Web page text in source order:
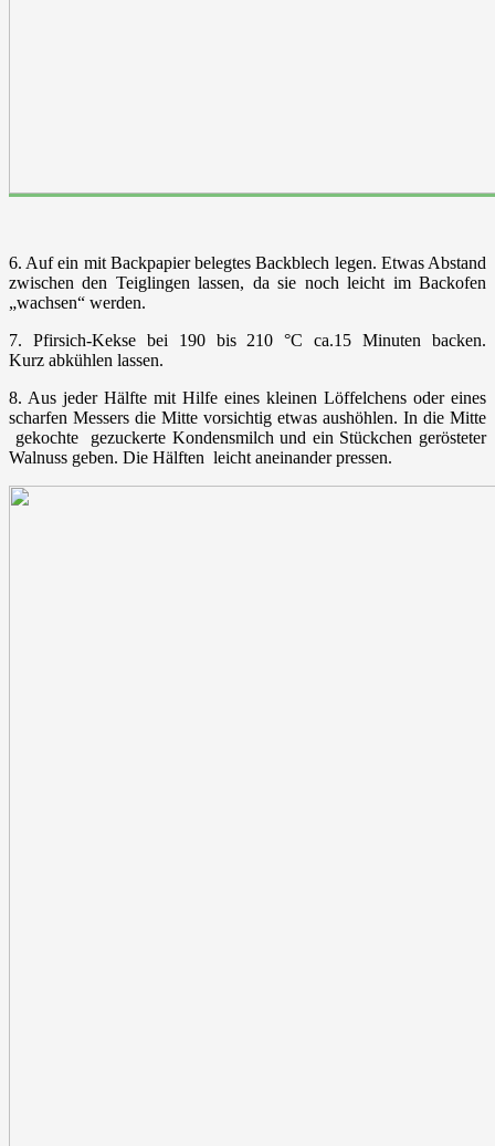
6. Auf ein mit Backpapier belegtes Backblech legen. Etwas Abstand
zwischen den Teiglingen lassen, da sie noch leicht im Backofen
„wachsen“ werden.
7. Pfirsich-Kekse bei 190 bis 210 °C ca.15 Minuten backen.
Kurz abkühlen lassen.
8. Aus jeder Hälfte mit Hilfe eines kleinen Löffelchens oder eines
scharfen Messers die Mitte vorsichtig etwas aushöhlen. In die Mitte
gekochte gezuckerte Kondensmilch und ein Stückchen gerösteter
Walnuss geben. Die Hälften leicht aneinander pressen.